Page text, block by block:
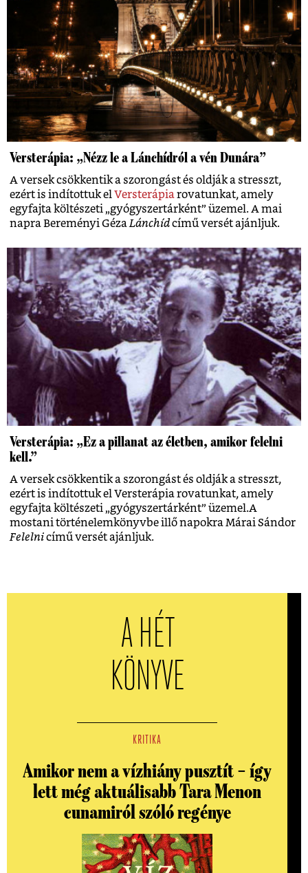
Versterápia: „Nézz le a Lánchídról a vén Dunára”
A versek csökkentik a szorongást és oldják a stresszt,
ezért is indítottuk el Versterápiarovatunkat, amely
egyfajta költészeti „gyógyszertárként” üzemel. A mai
napra Bereményi Géza Lánchídcímű versét ajánljuk.
Versterápia: „Ez a pillanat az életben, amikor felelni
kell.”
A versek csökkentik a szorongást és oldják a stresszt,
ezért is indítottuk el Versterápia rovatunkat, amely
egyfajta költészeti „gyógyszertárként” üzemel.A
mostani történelemkönyvbe illő napokra Márai Sándor
Felelnicímű versét ajánljuk.
A HÉT
KÖNYVE
KRITIKA
Amikor nem a vízhiány pusztít – így
lett még aktuálisabb Tara Menon
cunamiról szóló regénye